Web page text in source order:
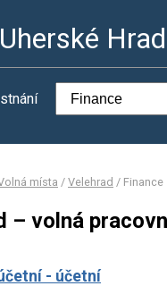
místa / Velehrad / Finance
– volná
- účetní